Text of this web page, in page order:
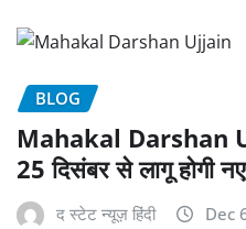
BLOG
Mahakal Darshan
25 दिसंबर से लागू होगी
द स्टेट न्यूज़ हिंदी Dec